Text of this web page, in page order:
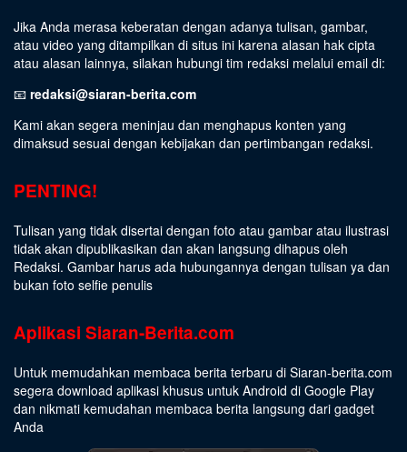
Jika Anda merasa keberatan dengan adanya tulisan, gambar,
atau video yang ditampilkan di situs ini karena alasan hak cipta
atau alasan lainnya, silakan hubungi tim redaksi melalui email di:
📧 redaksi@siaran-berita.com
Kami akan segera meninjau dan menghapus konten yang
dimaksud sesuai dengan kebijakan dan pertimbangan redaksi.
PENTING!
Tulisan yang tidak disertai dengan foto atau gambar atau ilustrasi
tidak akan dipublikasikan dan akan langsung dihapus oleh
Redaksi. Gambar harus ada hubungannya dengan tulisan ya dan
bukan foto selfie penulis
Aplikasi Siaran-Berita.com
Untuk memudahkan membaca berita terbaru di Siaran-berita.com
segera download aplikasi khusus untuk Android di Google Play
dan nikmati kemudahan membaca berita langsung dari gadget
Anda